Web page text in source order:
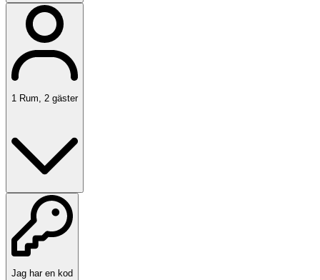
1 Rum 2 gäster
Jag har en kod